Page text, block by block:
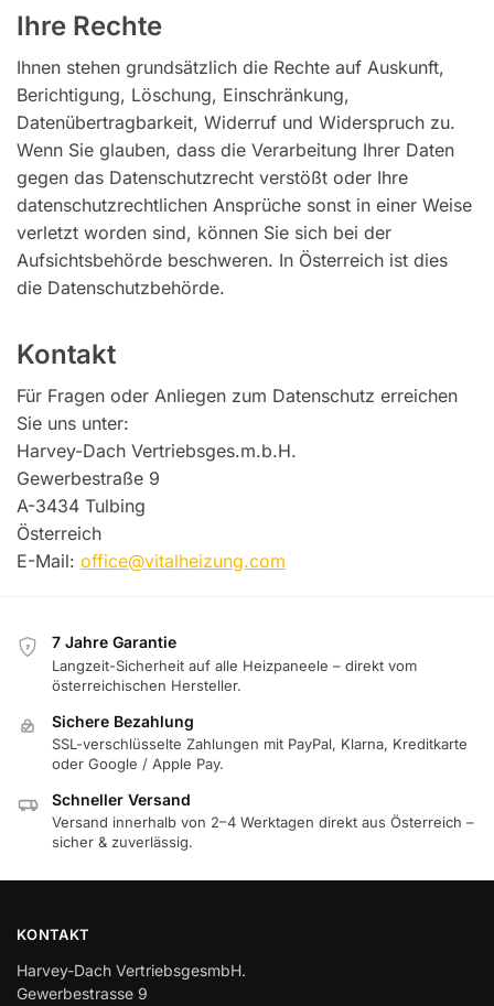
Ihre Rechte
Ihnen stehen grundsätzlich die Rechte auf Auskunft,
Berichtigung, Löschung, Einschränkung,
Datenübertragbarkeit, Widerruf und Widerspruch zu.
Wenn Sie glauben, dass die Verarbeitung Ihrer Daten
gegen das Datenschutzrecht verstößt oder Ihre
datenschutzrechtlichen Ansprüche sonst in einer Weise
verletzt worden sind, können Sie sich bei der
Aufsichtsbehörde beschweren. In Österreich ist dies
die Datenschutzbehörde.
Kontakt
Für Fragen oder Anliegen zum Datenschutz erreichen
Sie uns unter:
Harvey-Dach Vertriebsges.m.b.H.
Gewerbestraße 9
A-3434 Tulbing
Österreich
E-Mail: office@vitalheizung.com
7 Jahre Garantie
Langzeit-Sicherheit auf alle Heizpaneele – direkt vom
österreichischen Hersteller.
7
Sichere Bezahlung
SSL-verschlüsselte Zahlungen mit PayPal, Klarna, Kreditkarte
oder Google / Apple Pay.
Schneller Versand
Versand innerhalb von 2–4 Werktagen direkt aus Österreich –
sicher & zuverlässig.
KONTAKT
Harvey-Dach VertriebsgesmbH.
Gewerbestrasse 9